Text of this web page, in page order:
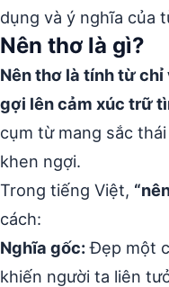
dụng và ý nghĩa của
Nên thơ là gì?
Nên thơ là tính từ
gợi lên cảm xúc trữ
cụm từ mang sắc
khen ngợi.
Trong tiếng Việt,
cách:
Nghĩa gốc:Đẹp một
khiến người ta liên